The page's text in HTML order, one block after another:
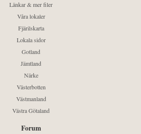
Länkar & mer filer
Våra lokaler
Fjärilskarta
Lokala sidor
Gotland
Jämtland
Närke
Västerbotten
Västmanland
Västra Götaland
Forum